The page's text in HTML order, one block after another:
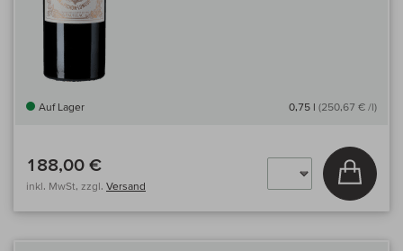
Auf Lager 0,75 l (250,67 € /l)
188,00 €
inkl. MwSt, zzgl. Versand
In